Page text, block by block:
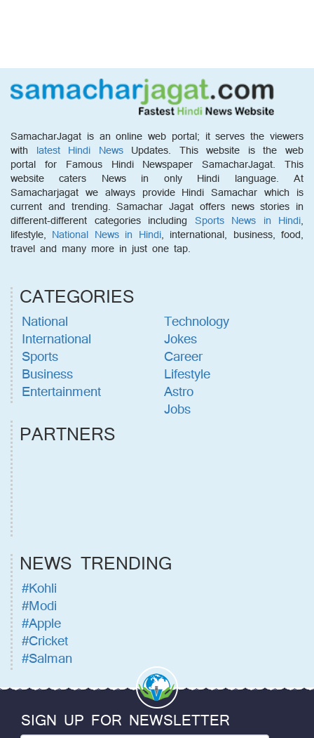
SamacharJagat is an online web portal; it serves the viewers
with latest Hindi NewsUpdates. This website is the web
portal for Famous Hindi Newspaper SamacharJagat. This
website caters News in only Hindi language. At
Samacharjagat we always provide Hindi Samachar which is
current and trending. Samachar Jagat offers news stories in
different-different categories including Sports News in Hindi,
lifestyle, National News in Hindi, international, business, food,
travel and many more in just one tap.
CATEGORIES
National
International
Sports
Business
Entertainment
Technology
Jokes
Career
Lifestyle
Astro
Jobs
PARTNERS
NEWS TRENDING
#Kohli
#Modi
#Apple
#Cricket
#Salman
SIGN UP FOR NEWSLETTER